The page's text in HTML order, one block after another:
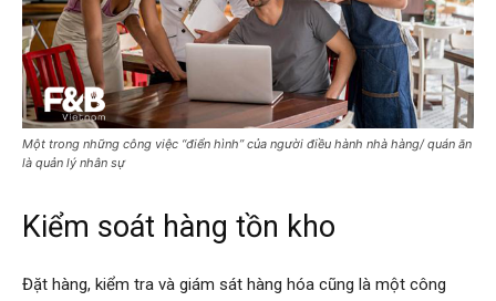
Một trong những công việc “điển hình” của người điều hành nhà hàng/ quán ăn
là quản lý nhân sự
Kiểm soát hàng tồn kho
Đặt hàng, kiểm tra và giám sát hàng hóa cũng là một công